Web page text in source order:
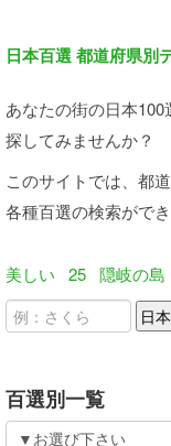
日本百選 都道府県別
あなたの街の日本100
探してみませんか？
このサイトでは、都
各種百選の検索ができ
美しい 25 隠岐の島
百選別一覧